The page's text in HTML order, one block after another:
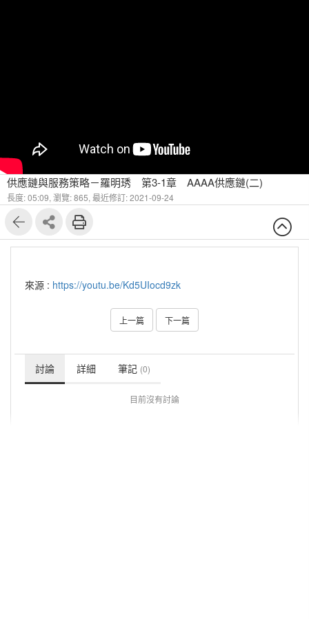
供應鏈與服務策略－羅明琇 第3-1章 AAAA供應鏈(二)
長度: 05:09, 瀏覽: 865, 最近修訂: 2021-09-24
來源 : https://youtu.be/Kd5UIocd9zk
上一篇 下一篇
討論 詳細 筆記 (0)
目前沒有討論